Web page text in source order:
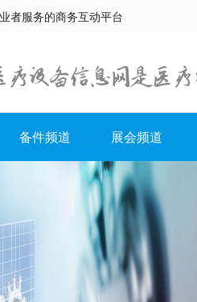
者服务的商务互动平台
备件频道 展会频道